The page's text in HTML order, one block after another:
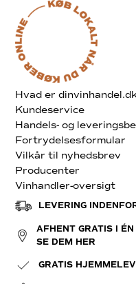
Hvad er
Kundeservice
Handels- og
Fortrydelsesformular
Vilkår til nyhedsbrev
Producenter
Vinhandler-oversigt
LEVERING
AFHENT GRATIS I
SE DEM HER
GRATIS